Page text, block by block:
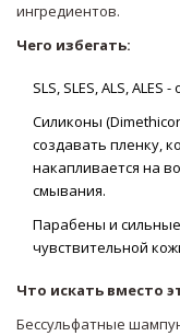
ингредиентов.
Чего избегать:
SLS, SLES, ALS,
Силиконы
создавать пленку,
накапливается на
смывания.
Парабены и
чувствительной
Что искать вместо
Бессульфатные